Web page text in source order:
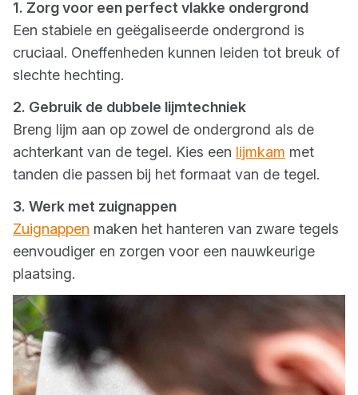
1. Zorg voor een perfect vlakke ondergrond
Een stabiele en geëgaliseerde ondergrond is
cruciaal. Oneffenheden kunnen leiden tot breuk of
slechte hechting.
2. Gebruik de dubbele lijmtechniek
Breng lijm aan op zowel de ondergrond als de
achterkant van de tegel. Kies een lijmkam met
tanden die passen bij het formaat van de tegel.
3. Werk met zuignappen
Zuignappen maken het hanteren van zware tegels
eenvoudiger en zorgen voor een nauwkeurige
plaatsing.